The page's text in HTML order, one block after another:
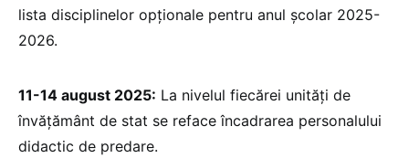
lista disciplinelor opționale pentru anul școlar 2025-
2026.
11-14 august 2025: La nivelul fiecărei unități de
învățământ de stat se reface încadrarea personalului
didactic de predare.